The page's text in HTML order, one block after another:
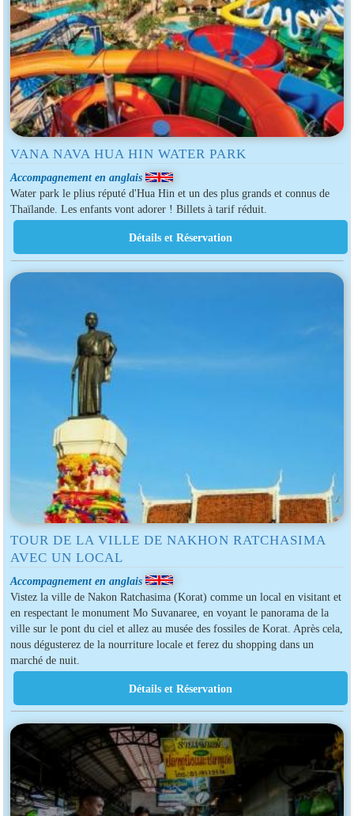
VANA NAVA HUA HIN WATER PARK
Accompagnement en anglais
Water park le plius réputé d'Hua Hin et un des plus grands et connus de
Thaïlande. Les enfants vont adorer ! Billets à tarif réduit.
TOUR DE LA VILLE DE NAKHON RATCHASIMA
AVEC UN LOCAL
Accompagnement en anglais
Vistez la ville de Nakon Ratchasima (Korat) comme un local en visitant et
en respectant le monument Mo Suvanaree, en voyant le panorama de la
ville sur le pont du ciel et allez au musée des fossiles de Korat. Après cela,
nous dégusterez de la nourriture locale et ferez du shopping dans un
marché de nuit.